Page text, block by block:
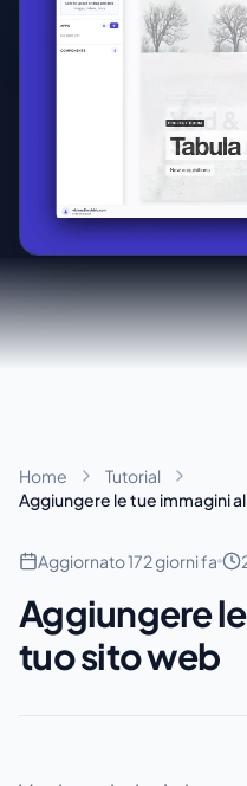
Home
Tutorial
Aggiungere le tue immagini
Aggiornato 172 giorni fa
Aggiungere le
tuo sito web